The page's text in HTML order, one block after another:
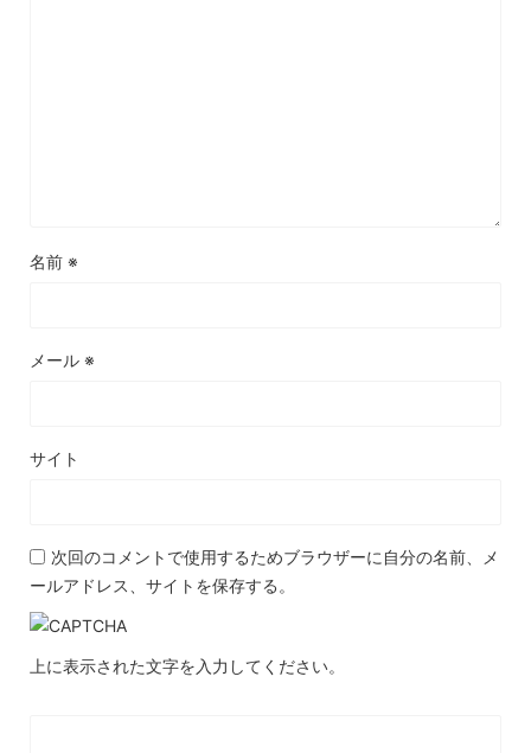
名前 ※
メール ※
サイト
次回のコメントで使用するためブラウザーに自分の名前、メ
ールアドレス、サイトを保存する。
上に表示された文字を入力してください。